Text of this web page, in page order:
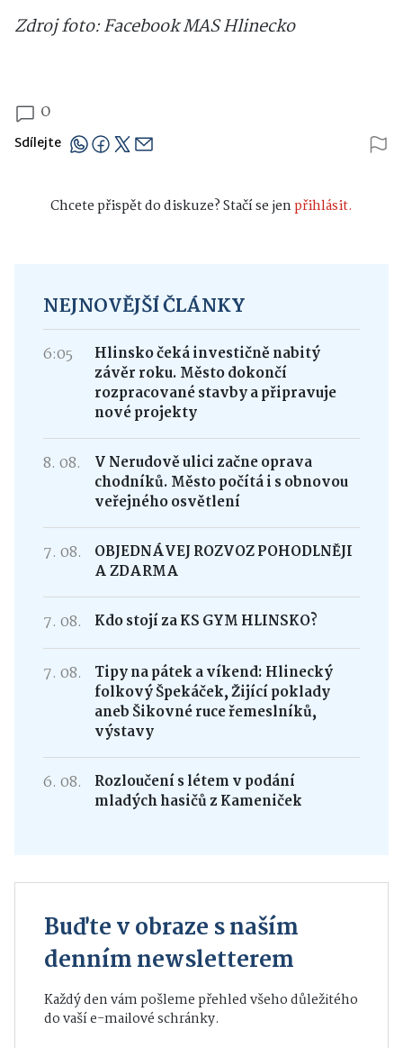
Zdroj foto: Facebook MAS Hlinecko
0
Sdílejte
Chcete přispět do diskuze? Stačí se jenpřihlásit.
NEJNOVĚJŠÍ ČLÁNKY
6:05
Hlinsko čeká investičně nabitý
závěr roku. Město dokončí
rozpracované stavby a připravuje
nové projekty
8. 08.
V Nerudově ulici začne oprava
chodníků. Město počítá i s obnovou
veřejného osvětlení
7. 08.
OBJEDNÁVEJ ROZVOZ POHODLNĚJI
A ZDARMA
7. 08. Kdo stojí za KS GYM HLINSKO?
7. 08.
Tipy na pátek a víkend: Hlinecký
folkový Špekáček, Žijící poklady
aneb Šikovné ruce řemeslníků,
výstavy
6. 08.
Rozloučení s létem v podání
mladých hasičů z Kameniček
Buďte v obraze s naším
denním newsletterem
Každý den vám pošleme přehled všeho důležitého
do vaší e-mailové schránky.